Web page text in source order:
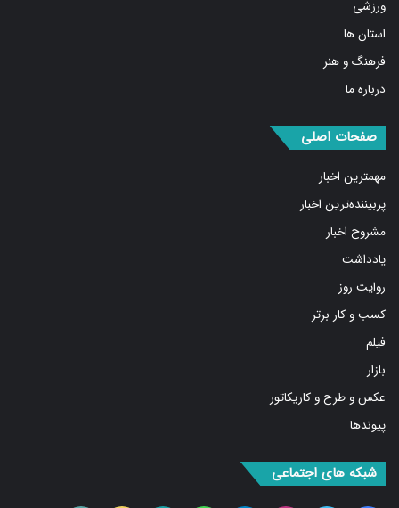
استان ها
فرهنگ و هنر
صفحات اصلی
مهمترین اخبار
پربیننده‌ترین اخبار
مشروح اخبار
یادداشت
روایت روز
کسب و کار برتر
فیلم
بازار
عکس و طرح و کاریکاتور
شبکه های اجتماعی